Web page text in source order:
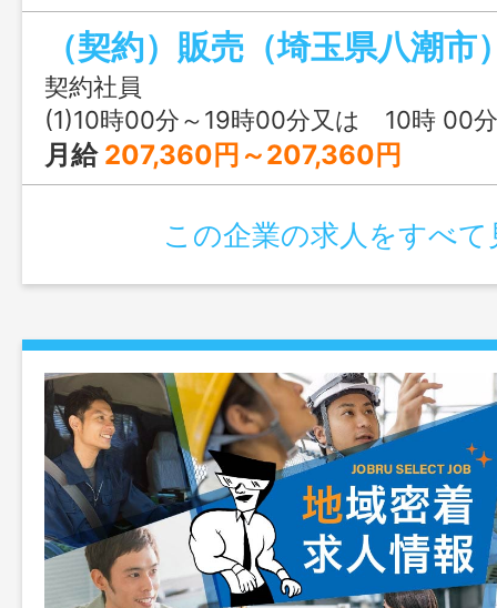
う”がとっても嬉しいお仕事です♪ あ
待ちしております。 変更範囲：変更
（契約）販売（埼玉県八潮市
契約社員
(1)10時00分～19時00分又は 10時 00分 ～ 19時 00
月給 207,360円～207,360円
この企業の求人をすべて